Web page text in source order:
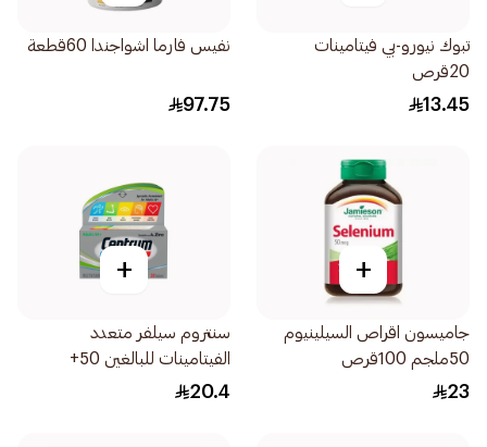
تبوك نيورو-بي فيتامينات
20قرص
13.45
نفيس فارما اشواجندا 60قطعة
97.75
+
جاميسون اقراص السيلينيوم
50ملجم 100قرص
23
+
سنتروم سيلفر متعدد
الفيتامينات للبالغين 50+
30قرص
20.4